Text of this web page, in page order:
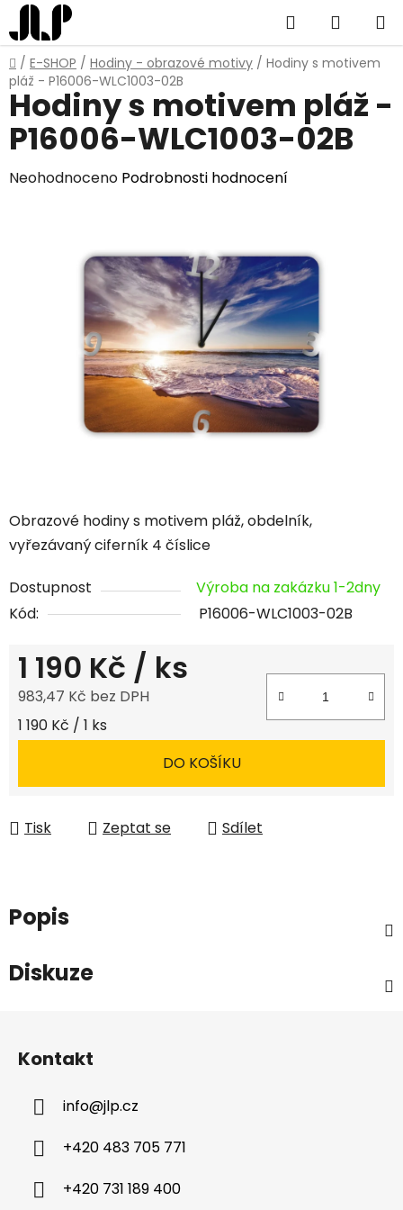
Přejít
na
obsah
Hledat
KOŠÍK
Domů
/ E-SHOP / Hodiny - obrazové motivy / Hodiny s motivem
pláž - P16006-WLC1003-02B
Obrazové hodiny s motivem pláž, obdelník,
vyřezávaný ciferník 4 číslice
Dostupnost
Výroba na zakázku 1-2dny
Kód:
P16006-WLC1003-02B
1 190 Kč / ks
983,47 Kč bez DPH
Měrná cena:
1 190 Kč / 1 ks
DO KOŠÍKU
Tisk Zeptat se Sdílet
Hodiny s motivem pláž -
P16006-WLC1003-02B
Průměrné
Neohodnoceno Podrobnosti hodnocení
Popis
Diskuze
Kontakt
info@jlp.cz
+420 483 705 771
+420 731 189 400